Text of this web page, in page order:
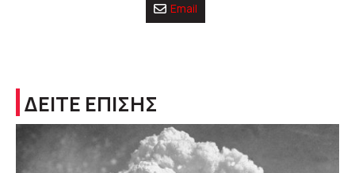
Email
ΔΕΙΤΕ ΕΠΙΣΗΣ